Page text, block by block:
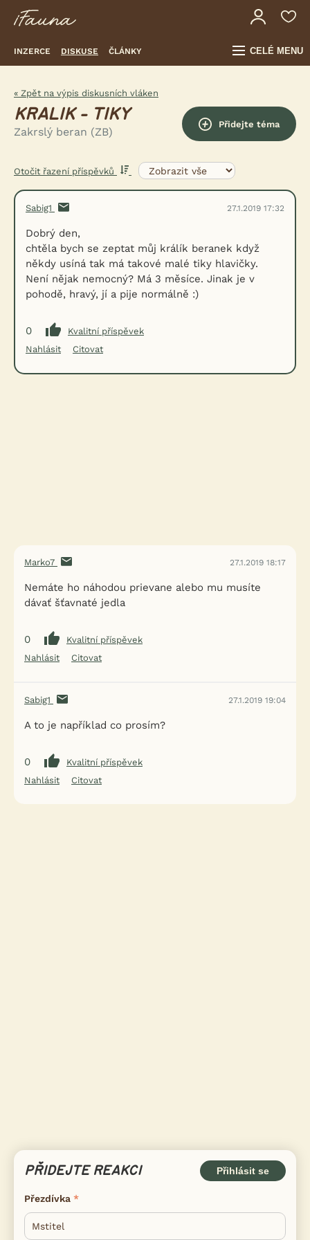
INZERCE DISKUSE ČLÁNKY CELÉ MENU
« Zpět na výpis diskusních vláken
KRALIK - TIKY
Zakrslý beran (ZB)
Přidejte téma
Otočit řazení příspěvků
Sabig1 27.1.2019 17:32
Dobrý den,
chtěla bych se zeptat můj králík beranek když
někdy usíná tak má takové malé tiky hlavičky.
Není nějak nemocný? Má 3 měsíce. Jinak je v
pohodě, hravý, jí a pije normálně :)
0
Kvalitní příspěvek
Nahlásit
Citovat
Marko7 27.1.2019 18:17
Nemáte ho náhodou prievane alebo mu musíte
dávať šťavnaté jedla
0
Kvalitní příspěvek
Nahlásit
Citovat
Sabig1 27.1.2019 19:04
A to je například co prosím?
0
Kvalitní příspěvek
Nahlásit
Citovat
PŘIDEJTE REAKCI Přihlásit se
Přezdívka